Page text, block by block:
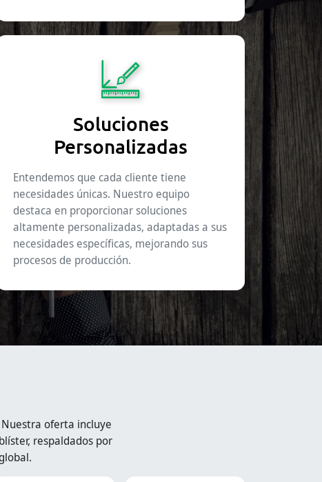
Soluciones
Personalizadas
Entendemos que cada cliente tiene
necesidades únicas. Nuestro equipo
destaca en proporcionar soluciones
altamente personalizadas, adaptadas a sus
necesidades específicas, mejorando sus
procesos de producción.
oferta incluye
respaldados por